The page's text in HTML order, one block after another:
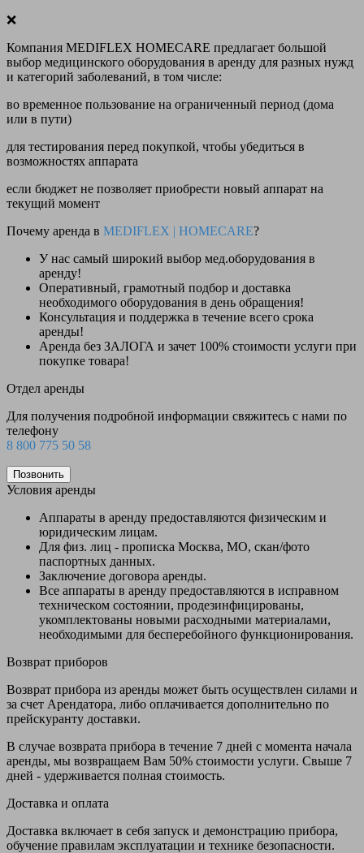
❌
Компания MEDIFLEX HOMECARE предлагает большой
выбор медицинского оборудования в аренду для разных нужд
и категорий заболеваний, в том числе:
во временное пользование на ограниченный период (дома
или в пути)
для тестирования перед покупкой, чтобы убедиться в
возможностях аппарата
если бюджет не позволяет приобрести новый аппарат на
текущий момент
Почему аренда в MEDIFLEX | HOMECARE?
У нас самый широкий выбор мед.оборудования в
аренду!
Оперативный, грамотный подбор и доставка
необходимого оборудования в день обращения!
Консультация и поддержка в течение всего срока
аренды!
Аренда без ЗАЛОГА и зачет 100% стоимости услуги при
покупке товара!
Отдел аренды
Для получения подробной информации свяжитесь с нами по
телефону
8 800 775 50 58
Позвонить
Условия аренды
Аппараты в аренду предоставляются физическим и
юридическим лицам.
Для физ. лиц - прописка Москва, МО, скан/фото
паспортных данных.
Заключение договора аренды.
Все аппараты в аренду предоставляются в исправном
техническом состоянии, продезинфицированы,
укомплектованы новыми расходными материалами,
необходимыми для бесперебойного функционирования.
Возврат приборов
Возврат прибора из аренды может быть осуществлен силами и
за счет Арендатора, либо оплачивается дополнительно по
прейскуранту доставки.
В случае возврата прибора в течение 7 дней с момента начала
аренды, мы возвращаем Вам 50% стоимости услуги. Свыше 7
дней - удерживается полная стоимость.
Доставка и оплата
Доставка включает в себя запуск и демонстрацию прибора,
обучение правилам эксплуатации и технике безопасности.